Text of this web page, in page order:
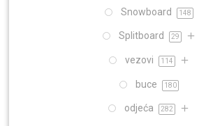
Snowboard 148
Splitboard 29
vezovi 114
buce 180
odjeća 282